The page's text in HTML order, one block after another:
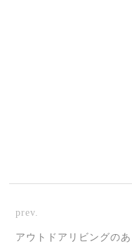
prev.
アウトドアリビングの